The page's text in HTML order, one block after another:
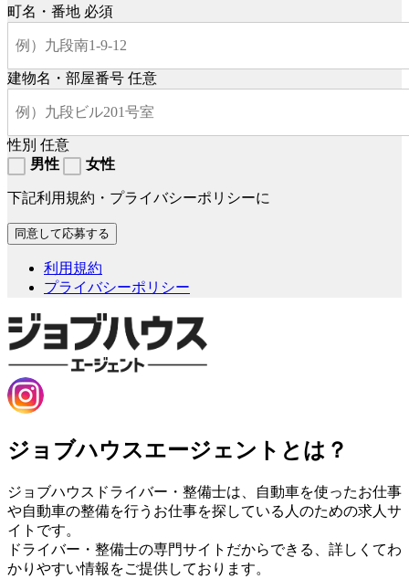
町名・番地 必須
建物名・部屋番号 任意
性別 任意
男性
女性
下記利用規約・プライバシーポリシーに
利用規約
プライバシーポリシー
ジョブハウスエージェントとは？
ジョブハウスドライバー・整備士は、自動車を使ったお仕事
や自動車の整備を行うお仕事を探している人のための求人サ
イトです。
ドライバー・整備士の専門サイトだからできる、詳しくてわ
かりやすい情報をご提供しております。